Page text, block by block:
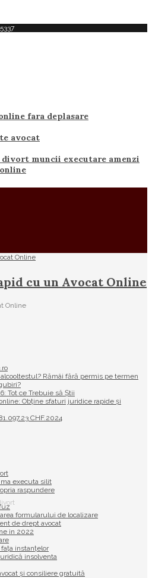
fara deplasare
avocat
muncii executare amenzi
cu un Avocat Online
Online
Rămâi fără permis pe termen
Tot ce Trebuie să Știi
Obține sfaturi juridice rapide și
CHF.2024
executa silit
raspundere
formularului de localizare
de drept avocat
in 2022
instanțelor
insolventa
şi consiliere gratuită